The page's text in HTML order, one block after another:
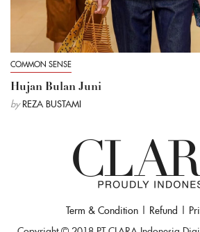
COMMON SENSE
Hujan Bulan Juni
by REZA BUSTAMI
Term & Condition| Refund